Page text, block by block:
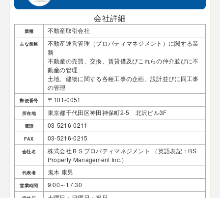
会社詳細
業種 不動産取引会社
主な業務
不動産運営管理（プロパティマネジメント）に関する業
務
不動産の売買、交換、賃貸借及びこれらの仲介並びに不
動産の管理
土地、建物に関する各種工事の企画、設計並びに同工事
の管理
郵便番号 〒101-0051
所在地 東京都千代田区神田神保町2-5 北沢ビル3F
電話 03-5216-0211
FAX 03-5216-0215
会社名
株式会社ＢＳプロパティマネジメント ​（英語表記：BS
Property Management Inc.）
代表者 鬼木 康男
営業時間 9:00～17:30